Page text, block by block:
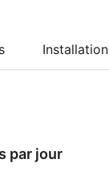
Installation
par jour